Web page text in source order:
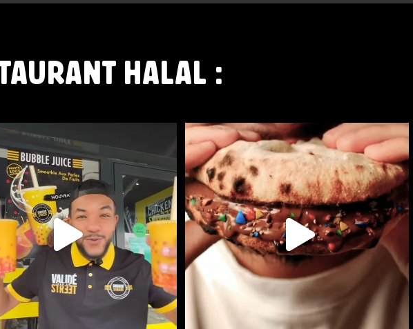
HALAL :
CHEZ CHICKEN STREET
...
45
LE NAAN SUCRÉ EST DISPONIBLE CHEZ CHICKEN
STREET...
104 36